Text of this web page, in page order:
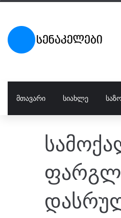
ᲛᲗᲐᲕᲐᲠᲘ ᲡᲘᲐᲮᲚᲔ